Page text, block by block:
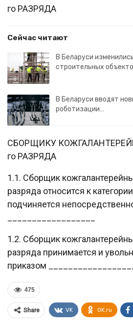
го РАЗРЯДА
Сейчас читают
В Беларуси
строительных
В Беларуси вводят
роботизации…
СБОРЩИКУ
го РАЗРЯДА
1.1. Сборщик
разряда относится к
подчиняется
1.2. Сборщик
разряда принимается и
приказом __________________
475
Share VK OK.ru